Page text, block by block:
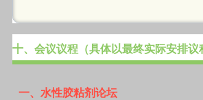
十、会议议程（具体以最终实际安排议
一、水性胶粘剂论坛